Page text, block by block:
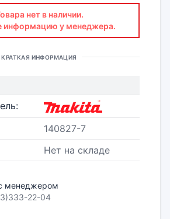
нет в наличии.
информацию у менеджера.
КРАТКАЯ ИНФОРМАЦИЯ
140827-7
Нет на складе
менеджером
22-04